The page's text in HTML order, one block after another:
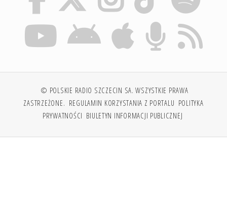
© POLSKIE RADIO SZCZECIN SA. WSZYSTKIE PRAWA
ZASTRZEŻONE. REGULAMIN KORZYSTANIA Z PORTALU POLITYKA
PRYWATNOŚCI BIULETYN INFORMACJI PUBLICZNEJ